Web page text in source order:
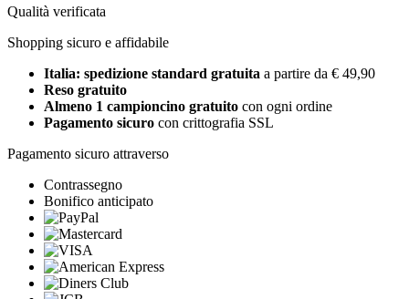
Qualità verificata
Shopping sicuro e affidabile
Italia: spedizione standard gratuita a partire da € 49,90
Reso gratuito
Almeno 1 campioncino gratuito con ogni ordine
Pagamento sicuro con crittografia SSL
Pagamento sicuro attraverso
Contrassegno
Bonifico anticipato